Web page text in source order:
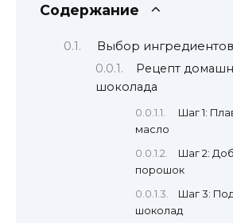
Содержание
Выбор ингредиентов
Рецепт
шоколада
Шаг 1:
масло
Шаг 2:
порошок
Шаг 3:
шоколад